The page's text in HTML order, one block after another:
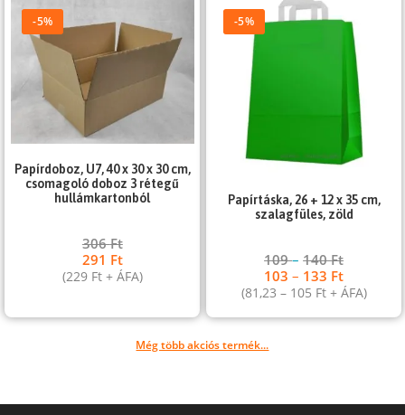
-5%
Papírdoboz, U7, 40 x 30 x 30 cm,
csomagoló doboz 3 rétegű
hullámkartonból
306Ft
291 Ft
(229 Ft+ ÁFA)
-5%
Papírtáska, 26 + 12 x 35 cm,
szalagfüles, zöld
109–140Ft
103– 133 Ft
(81,23 – 105 Ft+ ÁFA)
Még több akciós termék...